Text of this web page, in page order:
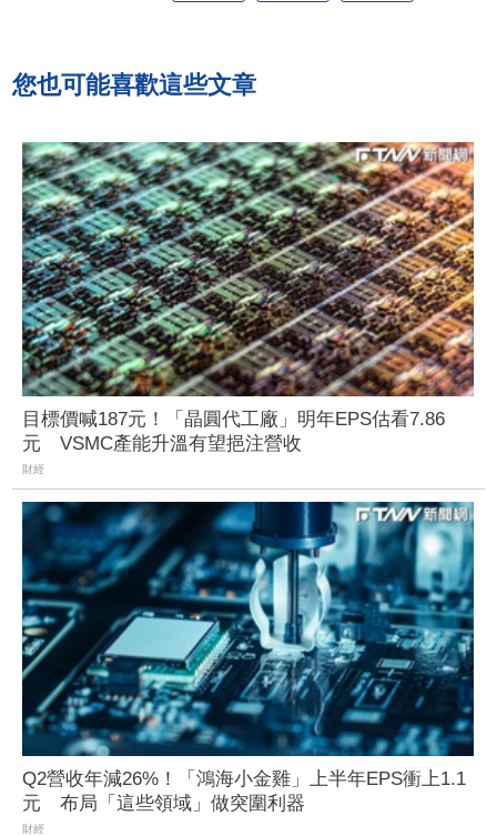
您也可能喜歡這些文章
目標價喊187元！「晶圓代工廠」明年EPS估看7.86
元 VSMC產能升溫有望挹注營收
財經
Q2營收年減26%！「鴻海小金雞」上半年EPS衝上1.1
元 布局「這些領域」做突圍利器
財經